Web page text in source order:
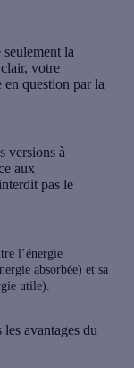
la
votre
en question par la
versions à
aux
pas le
l’énergie
absorbée) et sa
utile).
avantages du